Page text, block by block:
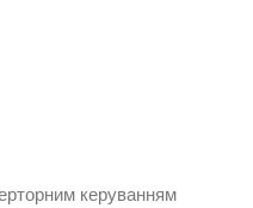
керуванням